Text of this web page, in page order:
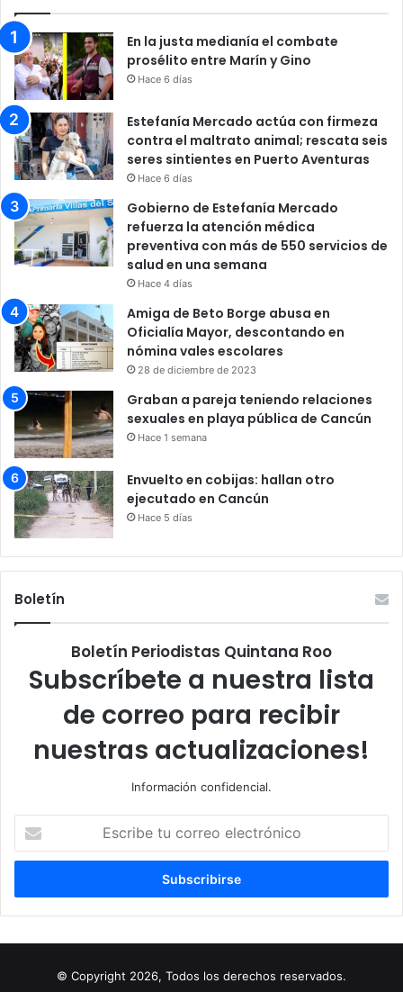
En la justa medianía el combate
prosélito entre Marín y Gino
Hace 6 días
Estefanía Mercado actúa con firmeza
contra el maltrato animal; rescata seis
seres sintientes en Puerto Aventuras
Hace 6 días
Gobierno de Estefanía Mercado
refuerza la atención médica
preventiva con más de 550 servicios de
salud en una semana
Hace 4 días
Amiga de Beto Borge abusa en
Oficialía Mayor, descontando en
nómina vales escolares
28 de diciembre de 2023
Graban a pareja teniendo relaciones
sexuales en playa pública de Cancún
Hace 1 semana
Envuelto en cobijas: hallan otro
ejecutado en Cancún
Hace 5 días
Boletín
Boletín Periodistas Quintana Roo
Subscríbete a nuestra lista
de correo para recibir
nuestras actualizaciones!
Información confidencial.
correo
© Copyright 2026, Todos los derechos reservados.